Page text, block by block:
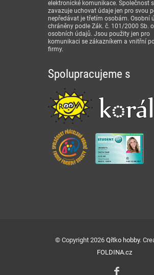
elektronické komunikace. Společnost
zavazuje uchovat údaje jen pro svou
nepředávat je třetím osobám. Osobní
chráněny podle Zák. č. 101/2000 Sb.
osobních údajů. Jsou použity jen pro
komunikaci se zákazníkem a vnitřní
firmy.
Spolupracujeme s
© Copyright 2026 Qítko hobby.
FOLDINA.cz